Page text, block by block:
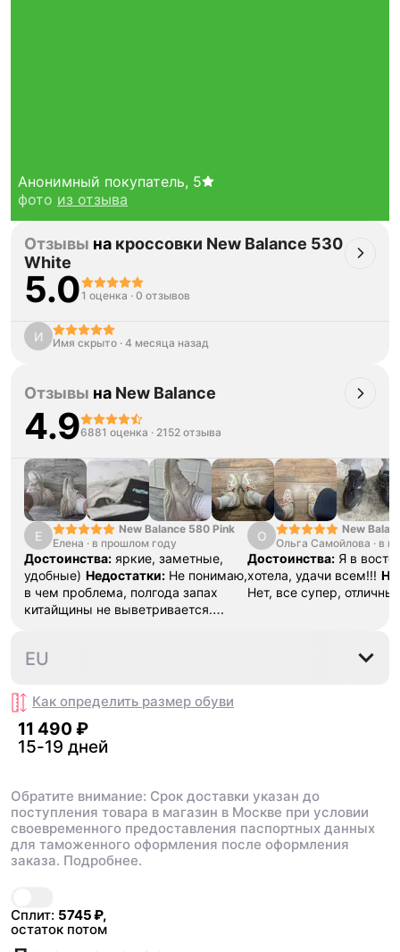
Сплит: 5745₽,
остаток потом
Тройная гарантия
Товар сертифицирован и опломбирован.
Проверяем на оригинальность
по 16 параметрам.
Если придёт подделка — вернём деньги
в трёхкратном размере.
Анонимный покупатель, 5
фото из отзыва
Отзывы на кроссовки New Balance 530
White
5.01 оценка · 0 отзывов
И Имя скрыто · 4 месяца назад
Отзывы на New Balance
4.96881 оценка · 2152 отзыва
Е
New Balance 580 Pink
Елена · в прошлом году
Достоинства: яркие, заметные,
удобные) Недостатки: Не понимаю,
в чем проблема, полгода запах
китайщины не выветривается.
деньги вполне норм.
О
New
Ольга Самойлова · в
Достоинства: Я в
хотела, удачи всем!!!
Нет, все супер,
38.5
EU
Как определить размер обуви
11 490 ₽
15-19 дней
Обратите внимание: Срок доставки указан до
поступления товара в магазин в Москве при условии
своевременного предоставления паспортных данных
для таможенного оформления после оформления
заказа. Подробнее.